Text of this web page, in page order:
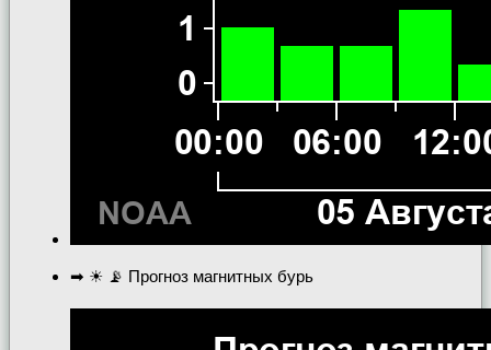
➡ ☀ 📡 Прогноз магнитных бурь